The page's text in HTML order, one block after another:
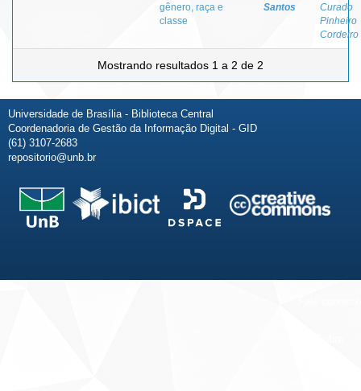
gênero, raça e
classe
Santos
Curado
Pinheiro
Cordeiro
Mostrando resultados 1 a 2 de 2
Universidade de Brasília - Biblioteca Central
Coordenadoria de Gestão da Informação Digital - GID
(61) 3107-2683
repositorio@unb.br